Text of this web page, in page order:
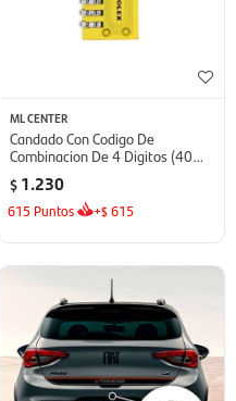
ML CENTER
Candado Con Codigo De
Combinacion De 4 Digitos (40
Mm Ancho) - Color Amarillo
$ 1.230
615 Puntos +$615